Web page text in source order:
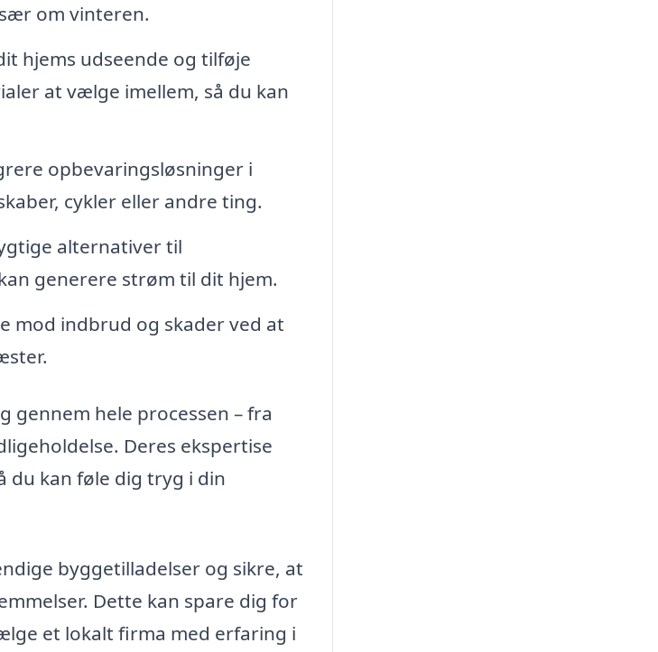
om vinteren.
hjems udseende og tilføje
at vælge imellem, så du kan
opbevaringsløsninger i
cykler eller andre ting.
alternativer til
generere strøm til dit hjem.
mod indbrud og skader ved at
gennem hele processen – fra
Deres ekspertise
du kan føle dig tryg i din
byggetilladelser og sikre, at
Dette kan spare dig for
et lokalt firma med erfaring i